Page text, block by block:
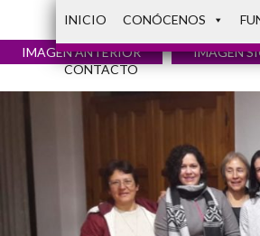
INICIO CONÓCENOS
CONTACTO
IMAGEN ANTERIOR IMAGEN